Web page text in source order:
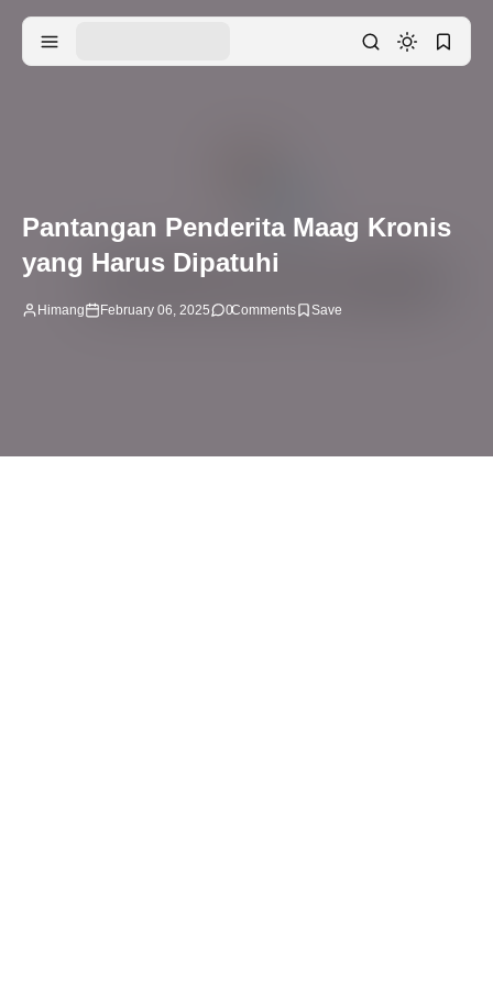
Pantangan Penderita Maag Kronis
yang Harus Dipatuhi
Himang February 06, 2025 0Comments